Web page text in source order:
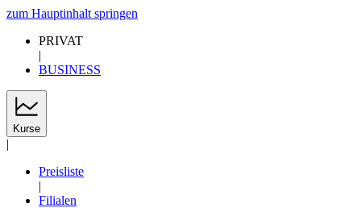
zum Hauptinhalt springen
PRIVAT
|
BUSINESS
Kurse
|
Preisliste
|
Filialen